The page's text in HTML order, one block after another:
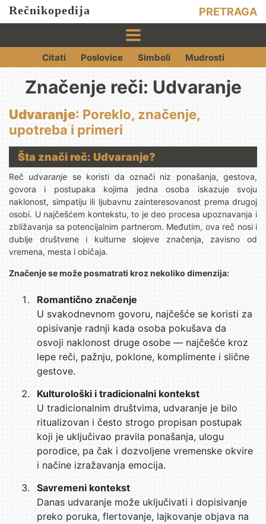
Rečnikopedija PRETRAGA
Citati Poslovice Simboli Mudrosti
Značenje reči: Udvaranje
Udvaranje: Poreklo, značenje,
upotreba i primeri
Šta znači reč: Udvaranje?
Rečudvaranjese koristi da označi niz ponašanja, gestova,
govora i postupaka kojima jedna osoba iskazuje svoju
naklonost, simpatiju ili ljubavnu zainteresovanost prema drugoj
osobi. U najčešćem kontekstu, to je deo procesa upoznavanja i
zbližavanja sa potencijalnim partnerom. Međutim, ova reč nosi i
dublje društvene i kulturne slojeve značenja, zavisno od
vremena, mesta i običaja.
Značenje se može posmatrati kroz nekoliko dimenzija:
Romantično značenje
U svakodnevnom govoru, najčešće se koristi za
opisivanje radnji kada osoba pokušava da
osvoji naklonost druge osobe — najčešće kroz
lepe reči, pažnju, poklone, komplimente i slične
gestove.
Kulturološki i tradicionalni kontekst
U tradicionalnim društvima, udvaranje je bilo
ritualizovan i često strogo propisan postupak
koji je uključivao pravila ponašanja, ulogu
porodice, pa čak i dozvoljene vremenske okvire
i načine izražavanja emocija.
Savremeni kontekst
Danas udvaranje može uključivati i dopisivanje
preko poruka, flertovanje, lajkovanje objava na